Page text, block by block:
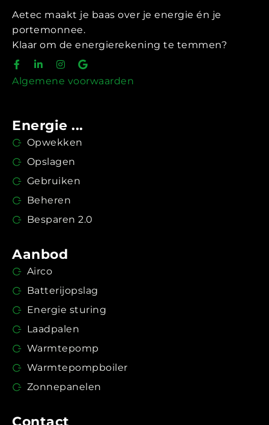
Aetec maakt je baas over je energie én je
portemonnee.
Klaar om de energierekening te temmen?
Algemene voorwaarden
Energie ...
Opwekken
Opslagen
Gebruiken
Beheren
Besparen 2.0
Aanbod
Airco
Batterijopslag
Energie sturing
Laadpalen
Warmtepomp
Warmtepompboiler
Zonnepanelen
Contact